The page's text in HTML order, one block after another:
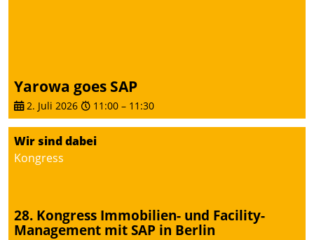
Yarowa goes SAP
2. Juli 2026 11:00 – 11:30
Wir sind dabei
Kongress
28. Kongress Immobilien- und Facility-
Management mit SAP in Berlin